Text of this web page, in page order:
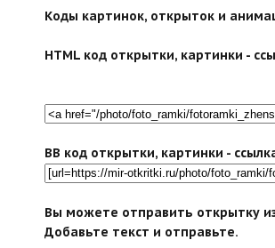
Коды картинок, открыток и
HTML код открытки, картинки -
BB код открытки, картинки -
Вы можете отправить открытку
Добавьте текст и отправьте.